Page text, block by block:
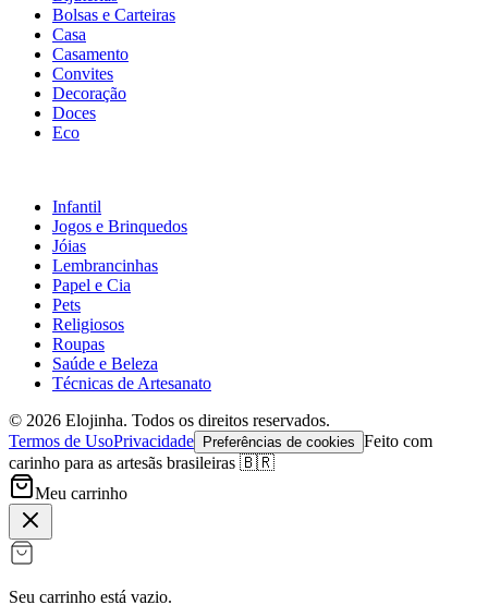
Bolsas e Carteiras
Casa
Casamento
Convites
Decoração
Doces
Eco
Infantil
Jogos e Brinquedos
Jóias
Lembrancinhas
Papel e Cia
Pets
Religiosos
Roupas
Saúde e Beleza
Técnicas de Artesanato
© 2026 Elojinha. Todos os direitos reservados.
Termos de UsoPrivacidade Preferências de cookies Feito com
carinho para as artesãs brasileiras 🇧🇷
Meu carrinho
Seu carrinho está vazio.